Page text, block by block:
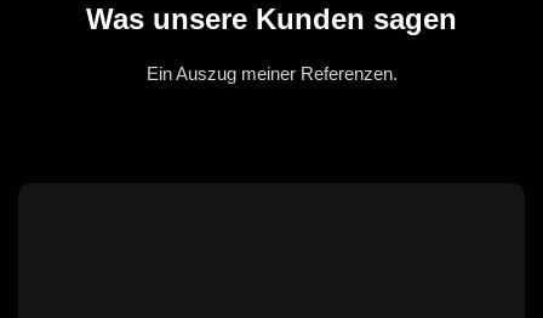
Was unsere Kunden sagen
Ein Auszug meiner Referenzen.